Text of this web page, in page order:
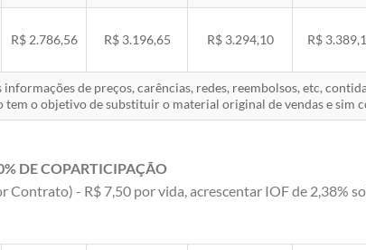
R$ 2.786,56 R$ 3.196,65 R$ 3.294,10 R$
informações de preços, carências, redes, reembolsos, etc,
tem o objetivo de substituir o material original de vendas e sim
DE COPARTICIPAÇÃO
Contrato) - R$ 7,50 por vida, acrescentar IOF de 2,38%